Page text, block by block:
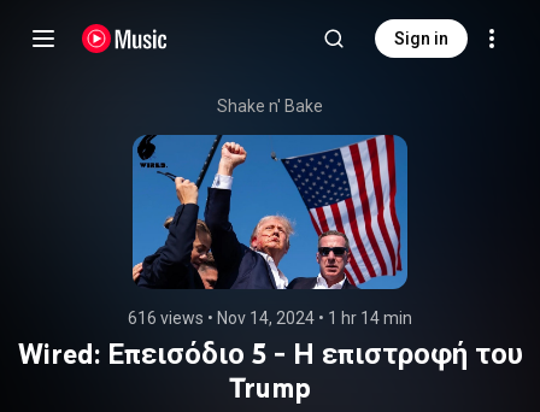
Sign in
Shake n' Bake
616 views • Nov 14, 2024 • 1 hr 14 min
Wired: Επεισόδιο 5 - Η επιστροφή του
Trump